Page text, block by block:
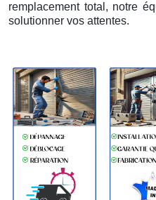
remplacement total, notre
solutionner vos attentes.